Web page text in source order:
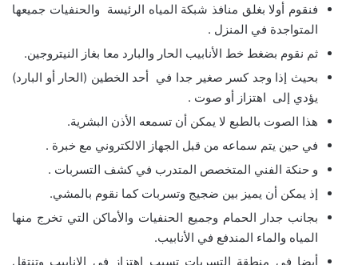
فنقوم أولا بغلق منافذ شبكة المياه الرئيسة والحنفيات جميعها
المتواجدة في المنزل .
ثم نقوم بضغط خط الأنابيب الحار والبارد معا بغاز النيتروجين.
بحيث إذا وجد كسر صغير جدا في أحد الخطين (الحار أو البارد)
يؤدي إلى اهتزاز أو صوت .
هذا الصوت بالطبع لا يمكن أن تسمعه الأذن البشرية.
في حين يتم سماعه من قبل الجهاز الالكتروني مع خبرة .
و حنكة الفني المتخصص المتدرب في كشف التسربات .
إذ يمكن أن يميز بين ضجيج وتسربات كما نقوم بالمشي.
بجانب جدار الحمام وجميع الحنفيات والأماكن التي تخرج منها
المياه والماء المندفع في الأنابيب.
أيضا في منطقة التسربات تسبب اهتزاز في الانابيب وتنتقل